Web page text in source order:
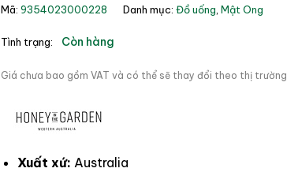
Mã: 9354023000228 Danh mục: Đồ uống Mật Ong
Tình trạng: Còn hàng
Giá chưa bao gồm VAT và có thể sẽ thay đổi theo thị trường
Xuất xứ: Australia